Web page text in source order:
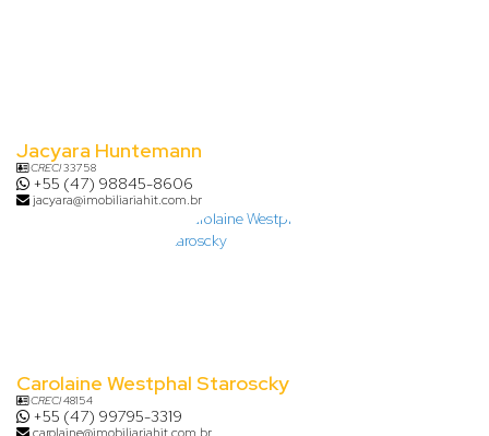
Jacyara Huntemann
CRECI33758
+55 (47) 98845-8606
jacyara@imobiliariahit.com.br
Carolaine Westphal Staroscky
CRECI48154
+55 (47) 99795-3319